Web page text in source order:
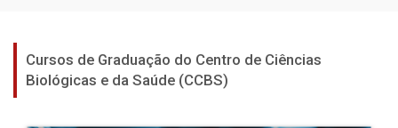
Cursos de Graduação do Centro de Ciências
Biológicas e da Saúde (CCBS)